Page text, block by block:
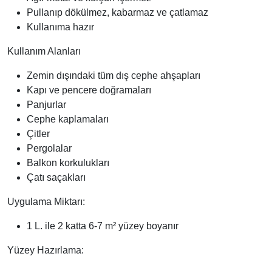
Pullanıp dökülmez, kabarmaz ve çatlamaz
Kullanıma hazır
Kullanım Alanları
Zemin dışındaki tüm dış cephe ahşapları
Kapı ve pencere doğramaları
Panjurlar
Cephe kaplamaları
Çitler
Pergolalar
Balkon korkulukları
Çatı saçakları
Uygulama Miktarı:
1 L. ile 2 katta 6-7 m² yüzey boyanır
Yüzey Hazırlama: